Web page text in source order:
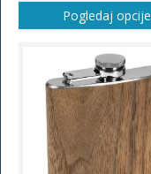
Pogledaj opcije